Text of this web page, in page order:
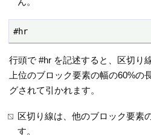
#hr
行頭で #hr を記述すると、区切り
上位のブロック要素の幅の60%の
グされて引かれます。
区切り線は、他のブロック要素
す。